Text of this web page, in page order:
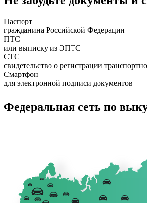
Паспорт
гражданина Российской Федерации
ПТС
или выписку из ЭПТС
СТС
свидетельство о регистрации
Смартфон
для электронной подписи документов
Федеральная сеть по